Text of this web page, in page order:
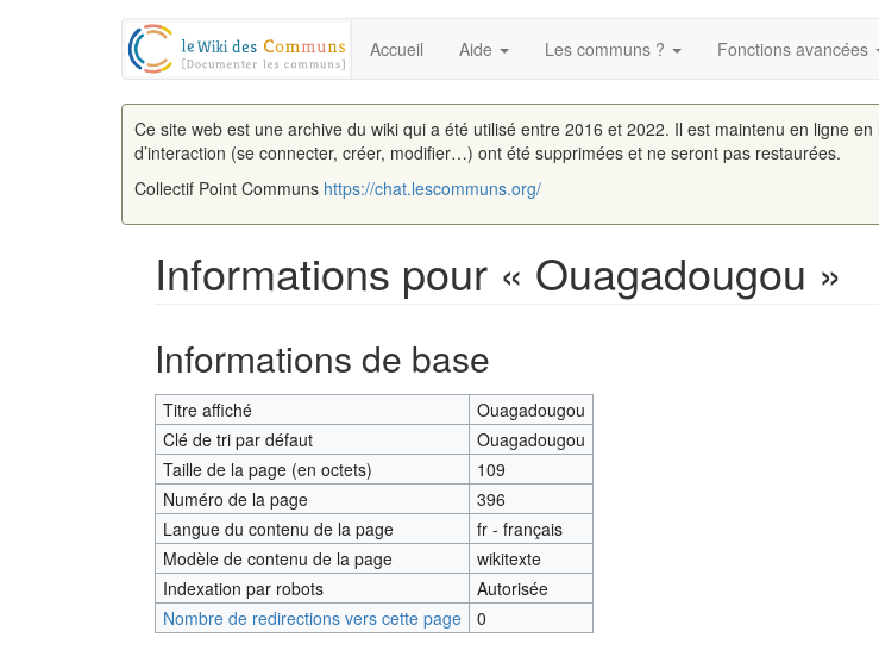
Accueil Aide Les communs ? Fonctions avancées
Ce site web est une archive du wiki qui a été utilisé entre 2016 et 2022. Il est maintenu en ligne
d’interaction (se connecter, créer, modifier…) ont été supprimées et ne seront pas restaurées.
Collectif Point Communs https://chat.lescommuns.org/
Informations pour « Ouagadougou »
Informations de base
Titre affiché
Ouagadougou
Clé de tri par défaut
Ouagadougou
Taille de la page (en octets)
109
Numéro de la page
396
Langue du contenu de la page
fr - français
Modèle de contenu de la page
wikitexte
Indexation par robots
Autorisée
Nombre de redirections vers cette page
0